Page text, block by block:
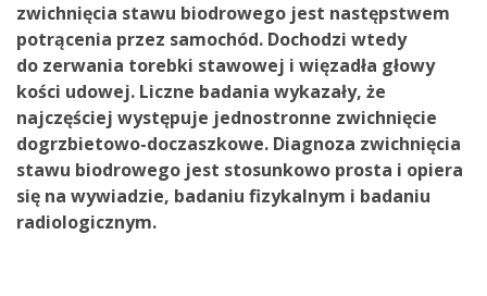
zwichnięcia stawu biodrowego jest następstwem
potrącenia przez samochód. Dochodzi wtedy
do zerwania torebki stawowej i więzadła głowy
kości udowej. Liczne badania wykazały, że
najczęściej występuje jednostronne zwichnięcie
dogrzbietowo-doczaszkowe. Diagnoza zwichnięcia
stawu biodrowego jest stosunkowo prosta i opiera
się na wywiadzie, badaniu fizykalnym i badaniu
radiologicznym.